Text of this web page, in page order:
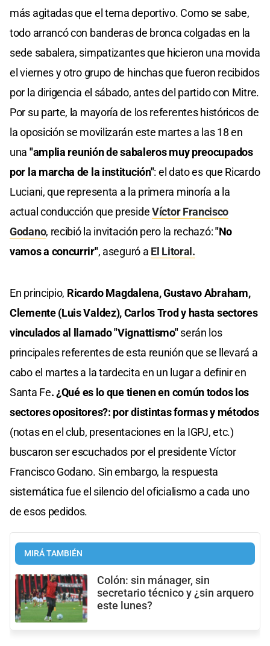
más agitadas que el tema deportivo. Como se sabe,
todo arrancó con banderas de bronca colgadas en la
sede sabalera, simpatizantes que hicieron una movida
el viernes y otro grupo de hinchas que fueron recibidos
por la dirigencia el sábado, antes del partido con Mitre.
Por su parte, la mayoría de los referentes históricos de
la oposición se movilizarán este martes a las 18 en
una "amplia reunión de sabaleros muy preocupados
por la marcha de la institución": el dato es que Ricardo
Luciani, que representa a la primera minoría a la
actual conducción que presideVíctor Francisco
Godano, recibió la invitación pero la rechazó:"No
vamos a concurrir", aseguró a El Litoral.
En principio, Ricardo Magdalena, Gustavo Abraham,
Clemente (Luis Valdez), Carlos Trod y hasta sectores
vinculados al llamado "Vignattismo"serán los
principales referentes de esta reunión que se llevará a
cabo el martes a la tardecita en un lugar a definir en
Santa Fe. ¿Qué es lo que tienen en común todos los
sectores opositores?: por distintas formas y métodos
(notas en el club, presentaciones en la IGPJ, etc.)
buscaron ser escuchados por el presidente Víctor
Francisco Godano. Sin embargo, la respuesta
sistemática fue el silencio del oficialismo a cada uno
de esos pedidos.
MIRÁ TAMBIÉN
Colón: sin mánager, sin
secretario técnico y ¿sin arquero
este lunes?